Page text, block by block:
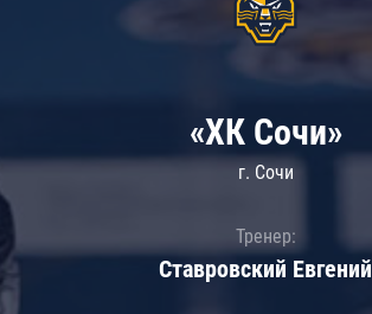
«ХК Сочи»
г. Сочи
Тренер:
Ставровский Евгений